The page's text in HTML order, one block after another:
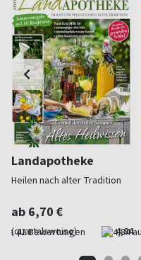
Landapotheke
Heilen nach alter Tradition
ab 6,70 €
(quartalsweise) 4,84